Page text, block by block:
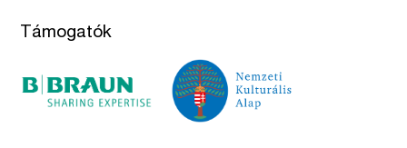
Támogatók